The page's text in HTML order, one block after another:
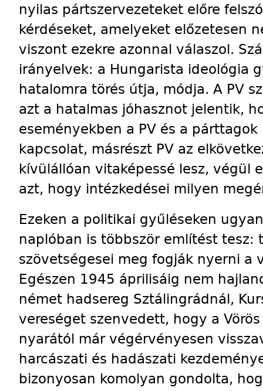
nyilas pártszervezeteket előre
kérdéseket, amelyeket előzetesen
viszont ezekre azonnal válaszol.
irányelvek: a Hungarista ideológia
hatalomra törés útja, módja. A PV
azt a hatalmas jóhasznot jelentik,
eseményekben a PV és a
kapcsolat, másrészt PV az
kívülállóan vitaképessé lesz, végül
azt, hogy intézkedései milyen
Ezeken a politikai gyűléseken
naplóban is többször említést tesz:
szövetségesei meg fogják nyerni a
Egészen 1945 áp­rilisáig nem
német hadsereg Sztálingrádnál,
vereséget szenvedett, hogy a
nyarától már végérvényesen
harcászati és hadászati
bizonyosan komolyan gondolta,